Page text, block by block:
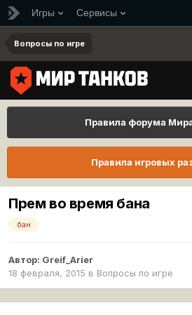
Игры Сервисы
Вопросы по игре
Правила форума
Правила игровых
Прем во время бана
бан
Автор: Greif_Arier
18 февраля, 2015 в Вопросы по игре